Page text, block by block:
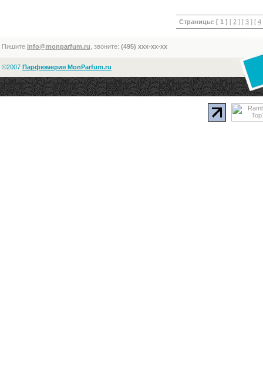
Страницы: [ 1 ] [ 2 ] [ 3 ] [ 4
Пишите info@monparfum.ru , звоните: (495) xxx-xx-xx
©2007 Парфюмерия MonParfum.ru